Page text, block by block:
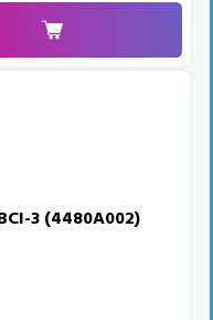
3 (4480A002)